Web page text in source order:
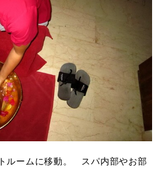
ルームに移動。 スパ内部やお部